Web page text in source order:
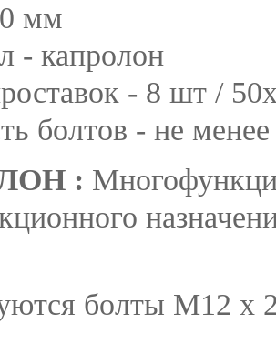
мм
- капролон
- 8 шт /
болтов - не
:
болты М12 х